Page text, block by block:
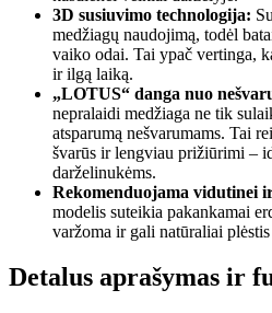
3D susiuvimo technologija:
medžiagų naudojimą, todėl
vaiko odai. Tai ypač vertinga,
ir ilgą laiką.
„LOTUS“ danga nuo
nepralaidi medžiaga ne tik
atsparumą nešvarumams. Tai
švarūs ir lengviau prižiūrimi –
darželinukėms.
Rekomenduojama vidutinei
modelis suteikia pakankamai
varžoma ir gali natūraliai
Detalus aprašymas ir